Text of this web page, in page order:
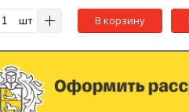
шт В корзину